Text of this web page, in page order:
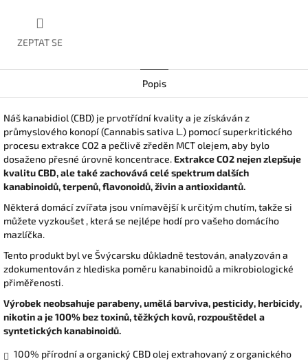
ZEPTAT SE
Popis
Náš kanabidiol (CBD) je prvotřídní kvality a je získáván z
průmyslového konopí (Cannabis sativa L.) pomocí superkritického
procesu extrakce CO2 a pečlivě zředěn MCT olejem, aby bylo
dosaženo přesné úrovně koncentrace.Extrakce CO2 nejen zlepšuje
kvalitu CBD, ale také zachovává celé spektrum dalších
kanabinoidů, terpenů, flavonoidů, živin a antioxidantů.
Některá domácí zvířata jsou vnímavější k určitým chutím, takže si
můžete vyzkoušet , která se nejlépe hodí pro vašeho domácího
mazlíčka.
Tento produkt byl ve Švýcarsku důkladně testován, analyzován a
zdokumentován z hlediska poměru kanabinoidů a mikrobiologické
přiměřenosti.
Výrobek neobsahuje parabeny, umělá barviva, pesticidy, herbicidy,
nikotin a je 100% bez toxinů, těžkých kovů, rozpouštědel a
syntetických kanabinoidů.
100% přírodní a organický CBD olej extrahovaný z organického